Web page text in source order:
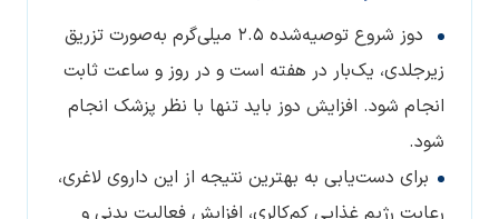
دوز شروع توصیه‌شده ۲.۵ میلی‌گرم به‌صورت تزریق
زیرجلدی، یک‌بار در هفته است و در روز و ساعت ثابت
انجام شود. افزایش دوز باید تنها با نظر پزشک انجام
شود.
برای دست‌یابی به بهترین نتیجه از این داروی لاغری،
رعایت رژیم غذایی کم‌کالری، افزایش فعالیت بدنی و